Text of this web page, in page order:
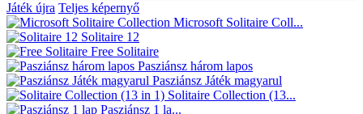
Játék újra Teljes képernyő
Microsoft Solitaire Coll...
Solitaire 12
Free Solitaire
Pasziánsz három lapos
Pasziánsz Játék magyarul
Solitaire Collection (13...
Pasziánsz 1 la...